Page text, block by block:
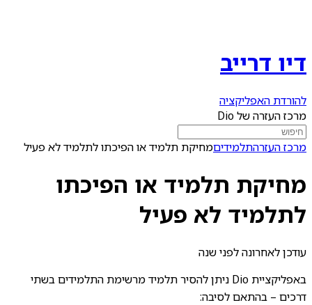
דיו דרייב
להורדת האפליקציה
מרכז העזרה של Dio
מרכז העזרהתלמידיםמחיקת תלמיד או הפיכתו לתלמיד לא פעיל
מחיקת תלמיד או הפיכתו
לתלמיד לא פעיל
עודכן לאחרונהלפני שנה
באפליקציית Dio ניתן להסיר תלמיד מרשימת התלמידים בשתי
דרכים – בהתאם לסיבה: